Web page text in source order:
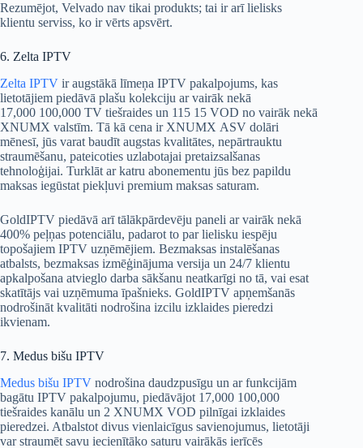
Rezumējot, Velvado nav tikai produkts; tai ir arī lielisks
klientu serviss, ko ir vērts apsvērt.
6. Zelta IPTV
Zelta IPTV ir augstākā līmeņa IPTV pakalpojums, kas
lietotājiem piedāvā plašu kolekciju ar vairāk nekā
17,000 100,000 TV tiešraides un 115 15 VOD no vairāk nekā
XNUMX valstīm. Tā kā cena ir XNUMX ASV dolāri
mēnesī, jūs varat baudīt augstas kvalitātes, nepārtrauktu
straumēšanu, pateicoties uzlabotajai pretaizsalšanas
tehnoloģijai. Turklāt ar katru abonementu jūs bez papildu
maksas iegūstat piekļuvi premium maksas saturam.
GoldIPTV piedāvā arī tālākpārdevēju paneli ar vairāk nekā
400% peļņas potenciālu, padarot to par lielisku iespēju
topošajiem IPTV uzņēmējiem. Bezmaksas instalēšanas
atbalsts, bezmaksas izmēģinājuma versija un 24/7 klientu
apkalpošana atvieglo darba sākšanu neatkarīgi no tā, vai esat
skatītājs vai uzņēmuma īpašnieks. GoldIPTV apņemšanās
nodrošināt kvalitāti nodrošina izcilu izklaides pieredzi
ikvienam.
7. Medus bišu IPTV
Medus bišu IPTV nodrošina daudzpusīgu un ar funkcijām
bagātu IPTV pakalpojumu, piedāvājot 17,000 100,000
tiešraides kanālu un 2 XNUMX VOD pilnīgai izklaides
pieredzei. Atbalstot divus vienlaicīgus savienojumus, lietotāji
var straumēt savu iecienītāko saturu vairākās ierīcēs